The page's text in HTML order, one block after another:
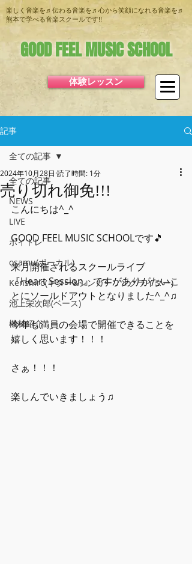
GOOD FEEL MUSIC SCHOOL
体験レッスン
楽しく音楽を♬伝わる音楽を♬心から笑顔になれる音楽を♬
熊本で学べる音楽スクールです!!
記事
全ての記事
NEWS
LIVE
ボイトレ
osamu(ボーカル)
Kenshiro(ギター&シンガーソングライター)
池上栄次郎(ベース)
機材紹介
全ての記事
売り切れ御免!!!
2024年10月28日 読了時間: 1分
こんにちは^_^
GOOD FEEL MUSIC SCHOOLです🎵
来月開催されるスクールライブ
『Heart Session』ですがありがたいこ
とにソールドアウトとなりました^_^♫
今年も満員の会場で開催できることを
嬉しく思います！！！
さぁ！！！
楽しんでいきましょう♫